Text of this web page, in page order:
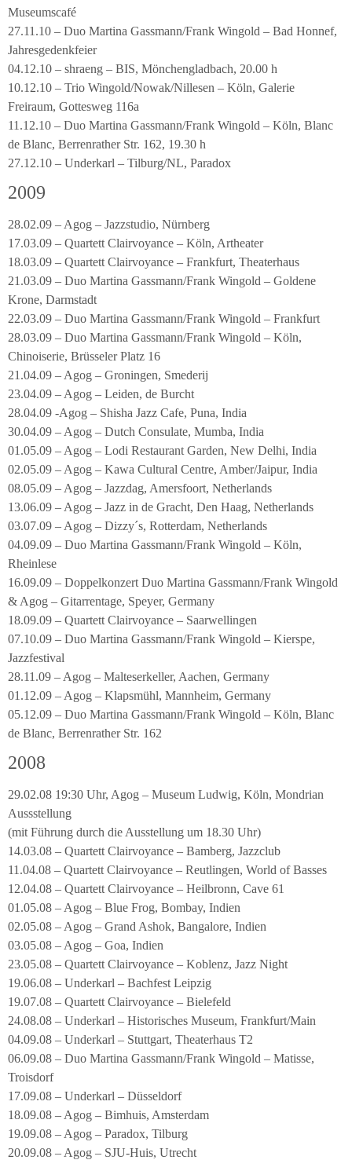
Museumscafé
27.11.10 – Duo Martina Gassmann/Frank Wingold – Bad Honnef,
Jahresgedenkfeier
04.12.10 – shraeng – BIS, Mönchengladbach, 20.00 h
10.12.10 – Trio Wingold/Nowak/Nillesen – Köln, Galerie
Freiraum, Gottesweg 116a
11.12.10 – Duo Martina Gassmann/Frank Wingold – Köln, Blanc
de Blanc, Berrenrather Str. 162, 19.30 h
27.12.10 – Underkarl – Tilburg/NL, Paradox
2009
28.02.09 – Agog – Jazzstudio, Nürnberg
17.03.09 – Quartett Clairvoyance – Köln, Artheater
18.03.09 – Quartett Clairvoyance – Frankfurt, Theaterhaus
21.03.09 – Duo Martina Gassmann/Frank Wingold – Goldene
Krone, Darmstadt
22.03.09 – Duo Martina Gassmann/Frank Wingold – Frankfurt
28.03.09 – Duo Martina Gassmann/Frank Wingold – Köln,
Chinoiserie, Brüsseler Platz 16
21.04.09 – Agog – Groningen, Smederij
23.04.09 – Agog – Leiden, de Burcht
28.04.09 -Agog – Shisha Jazz Cafe, Puna, India
30.04.09 – Agog – Dutch Consulate, Mumba, India
01.05.09 – Agog – Lodi Restaurant Garden, New Delhi, India
02.05.09 – Agog – Kawa Cultural Centre, Amber/Jaipur, India
08.05.09 – Agog – Jazzdag, Amersfoort, Netherlands
13.06.09 – Agog – Jazz in de Gracht, Den Haag, Netherlands
03.07.09 – Agog – Dizzy´s, Rotterdam, Netherlands
04.09.09 – Duo Martina Gassmann/Frank Wingold – Köln,
Rheinlese
16.09.09 – Doppelkonzert Duo Martina Gassmann/Frank Wingold
& Agog – Gitarrentage, Speyer, Germany
18.09.09 – Quartett Clairvoyance – Saarwellingen
07.10.09 – Duo Martina Gassmann/Frank Wingold – Kierspe,
Jazzfestival
28.11.09 – Agog – Malteserkeller, Aachen, Germany
01.12.09 – Agog – Klapsmühl, Mannheim, Germany
05.12.09 – Duo Martina Gassmann/Frank Wingold – Köln, Blanc
de Blanc, Berrenrather Str. 162
2008
29.02.08 19:30 Uhr, Agog – Museum Ludwig, Köln, Mondrian
Aussstellung
(mit Führung durch die Ausstellung um 18.30 Uhr)
14.03.08 – Quartett Clairvoyance – Bamberg, Jazzclub
11.04.08 – Quartett Clairvoyance – Reutlingen, World of Basses
12.04.08 – Quartett Clairvoyance – Heilbronn, Cave 61
01.05.08 – Agog – Blue Frog, Bombay, Indien
02.05.08 – Agog – Grand Ashok, Bangalore, Indien
03.05.08 – Agog – Goa, Indien
23.05.08 – Quartett Clairvoyance – Koblenz, Jazz Night
19.06.08 – Underkarl – Bachfest Leipzig
19.07.08 – Quartett Clairvoyance – Bielefeld
24.08.08 – Underkarl – Historisches Museum, Frankfurt/Main
04.09.08 – Underkarl – Stuttgart, Theaterhaus T2
06.09.08 – Duo Martina Gassmann/Frank Wingold – Matisse,
Troisdorf
17.09.08 – Underkarl – Düsseldorf
18.09.08 – Agog – Bimhuis, Amsterdam
19.09.08 – Agog – Paradox, Tilburg
20.09.08 – Agog – SJU-Huis, Utrecht